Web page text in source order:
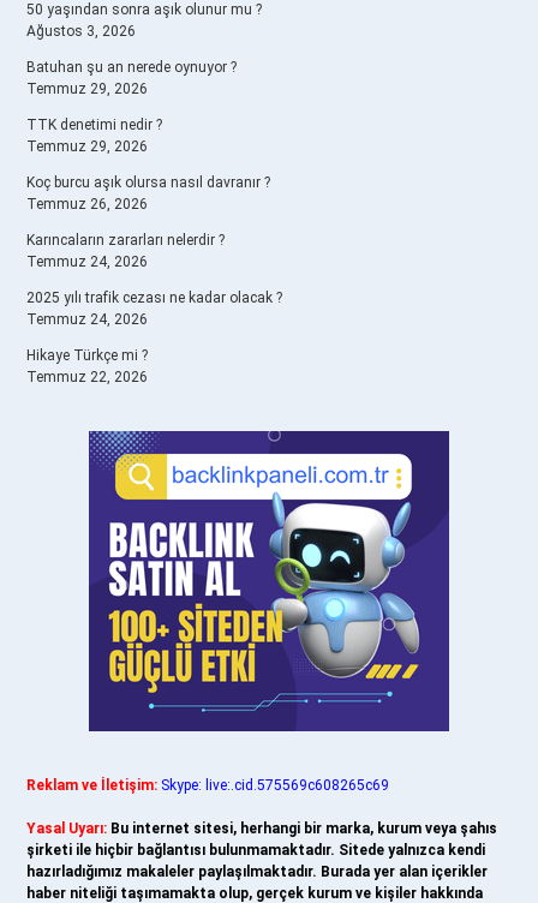
50 yaşından sonra aşık olunur mu ?
Ağustos 3, 2026
Batuhan şu an nerede oynuyor ?
Temmuz 29, 2026
TTK denetimi nedir ?
Temmuz 29, 2026
Koç burcu aşık olursa nasıl davranır ?
Temmuz 26, 2026
Karıncaların zararları nelerdir ?
Temmuz 24, 2026
2025 yılı trafik cezası ne kadar olacak ?
Temmuz 24, 2026
Hikaye Türkçe mi ?
Temmuz 22, 2026
Reklam ve İletişim: Skype: live:.cid.575569c608265c69
Yasal Uyarı: Bu internet sitesi, herhangi bir marka, kurum veya şahıs
şirketi ile hiçbir bağlantısı bulunmamaktadır. Sitede yalnızca kendi
hazırladığımız makaleler paylaşılmaktadır. Burada yer alan içerikler
haber niteliği taşımamakta olup, gerçek kurum ve kişiler hakkında